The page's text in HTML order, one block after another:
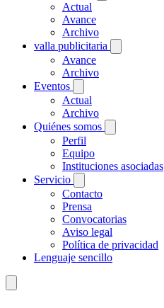
Actual
Avance
Archivo
valla publicitaria
Avance
Archivo
Eventos
Actual
Archivo
Quiénes somos
Perfil
Equipo
Instituciones asociadas
Servicio
Contacto
Prensa
Convocatorias
Aviso legal
Política de privacidad
Lenguaje sencillo